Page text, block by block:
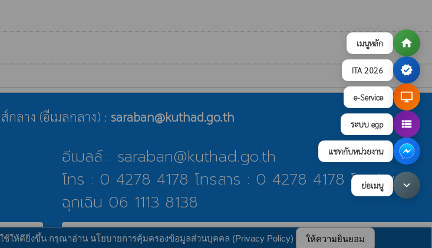
ให้ดียิ่งขึ้น กรุณาอ่าน นโยบายการคุ้มครองข้อมูลส่วนบุคคล (Privacy Policy) ให้ความยินยอม
เมนูหลัก home
ITA 2026 verified
e-Service desktop_windows
ระบบ egp view_list
แชทกับหน่วยงาน
ย่อเมนู keyboard_arrow_down
ลาง (อีเมลกลาง) : saraban@kuthad.go.th
อีเมลล์ : saraban@kuthad.go.th
โทร : 0 4278 4178 โทรสาร : 0 4278 4178 โทรศัพท์
ฉุกเฉิน 06 1113 8138
public นโยบายเว็บไซต์ นโยบายการคุ้มครองข้อมูลส่วนบุคคล update : 17 กรกฎาคม 2569